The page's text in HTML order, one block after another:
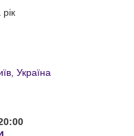
Україна